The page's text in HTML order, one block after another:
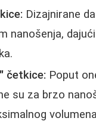
Dizajnirane
nanošenja,
četkice: Poput
su za brzo